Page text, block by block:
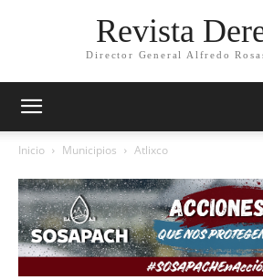
Revista
Director General Alfredo
Inicio Municipios Atlixco